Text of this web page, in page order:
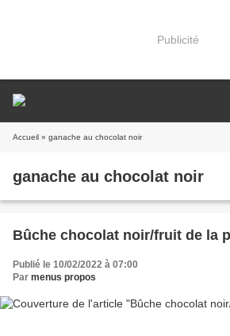
Publicité
Accueil » ganache au chocolat noir
ganache au chocolat noir
Bûche chocolat noir/fruit de la
Publié le 10/02/2022 à 07:00
Par menus propos